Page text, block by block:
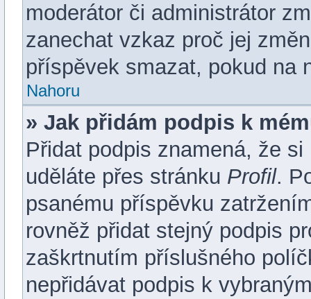
moderátor či administrátor
zanechat vzkaz proč jej
příspěvek smazat, pokud na
Nahoru
» Jak přidám podpis k
Přidat podpis znamená, že
uděláte přes stránku Profil.
psanému příspěvku
rovněž přidat stejný podpis
zaškrtnutím příslušného
nepřidávat podpis k